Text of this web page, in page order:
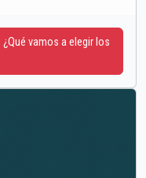
vamos a elegir los